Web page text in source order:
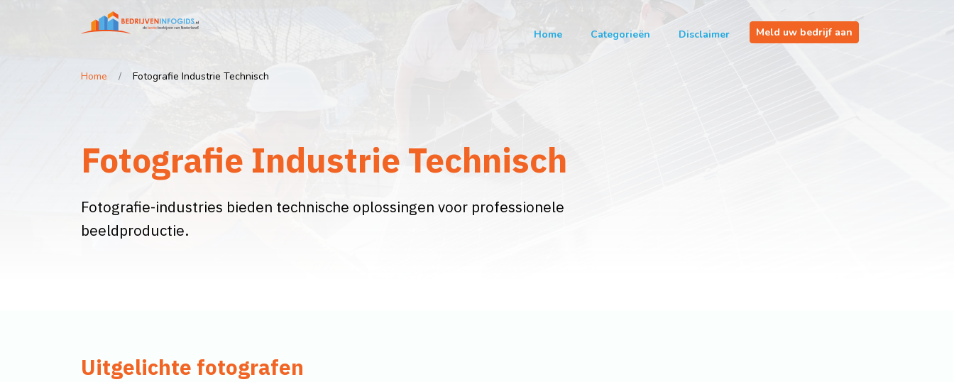
Home Categorieën Disclaimer Meld uw bedrijf aan
Home Fotografie Industrie Technisch
Fotografie Industrie Technisch
Fotografie-industries bieden technische oplossingen voor professionele
beeldproductie.
Uitgelichte fotografen